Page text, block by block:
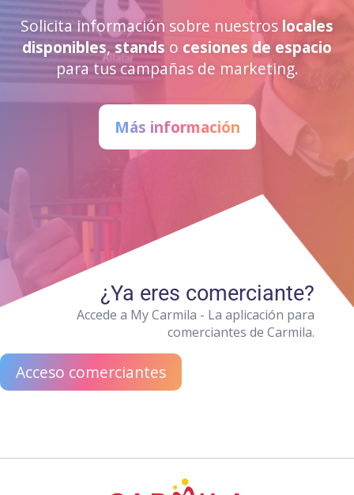
Solicita información sobre nuestros locales
disponibles, stands o cesiones de espacio
para tus campañas de marketing.
Más información
¿Ya eres comerciante?
Accede a My Carmila - La aplicación para
comerciantes de Carmila.
Acceso comerciantes